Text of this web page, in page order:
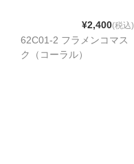
¥2,400(税込)
62C01-2 フラメンコマス
ク（コーラル）